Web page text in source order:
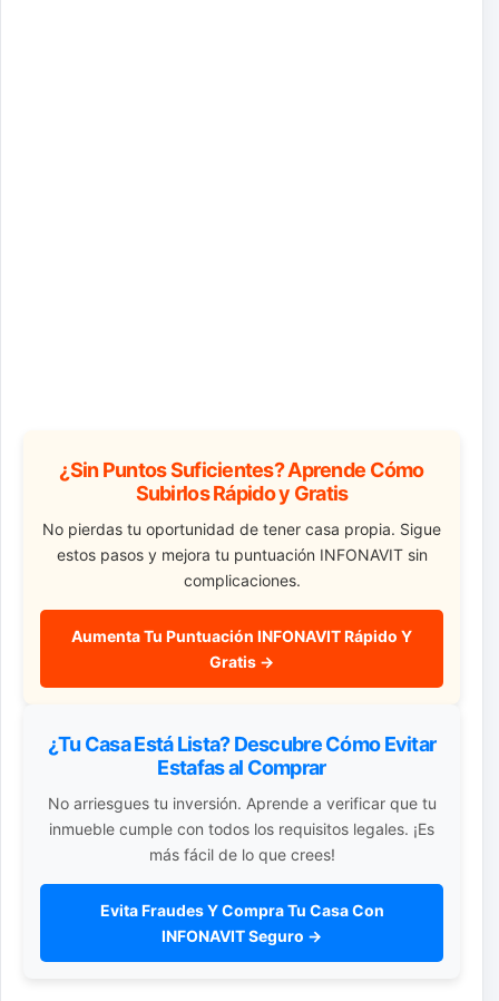
¿Sin Puntos Suficientes? Aprende Cómo
Subirlos Rápido y Gratis
No pierdas tu oportunidad de tener casa propia. Sigue
estos pasos y mejora tu puntuación INFONAVIT sin
complicaciones.
Aumenta Tu Puntuación INFONAVIT Rápido Y
Gratis →
¿Tu Casa Está Lista? Descubre Cómo Evitar
Estafas al Comprar
No arriesgues tu inversión. Aprende a verificar que tu
inmueble cumple con todos los requisitos legales. ¡Es
más fácil de lo que crees!
Evita Fraudes Y Compra Tu Casa Con
INFONAVIT Seguro →